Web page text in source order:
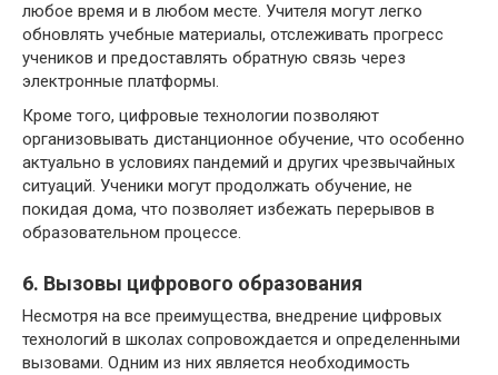
любое время и в любом месте. Учителя могут легко
обновлять учебные материалы, отслеживать прогресс
учеников и предоставлять обратную связь через
электронные платформы.
Кроме того, цифровые технологии позволяют
организовывать дистанционное обучение, что особенно
актуально в условиях пандемий и других чрезвычайных
ситуаций. Ученики могут продолжать обучение, не
покидая дома, что позволяет избежать перерывов в
образовательном процессе.
6. Вызовы цифрового образования
Несмотря на все преимущества, внедрение цифровых
технологий в школах сопровождается и определенными
вызовами. Одним из них является необходимость